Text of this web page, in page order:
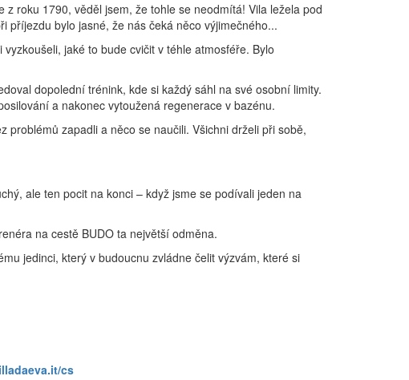
roku 1790, věděl jsem, že tohle se neodmítá! Vila ležela pod
příjezdu bylo jasné, že nás čeká něco výjimečného...
jaké to bude cvičit v téhle atmosféře. Bylo
dopolední trénink, kde si každý sáhl na své osobní limity.
a nakonec vytoužená regenerace v bazénu.
zapadli a něco se naučili. Všichni drželi při sobě,
ale ten pocit na konci – když jsme se podívali jeden na
na cestě BUDO ta největší odměna.
jedinci, který v budoucnu zvládne čelit výzvám, které si
cs